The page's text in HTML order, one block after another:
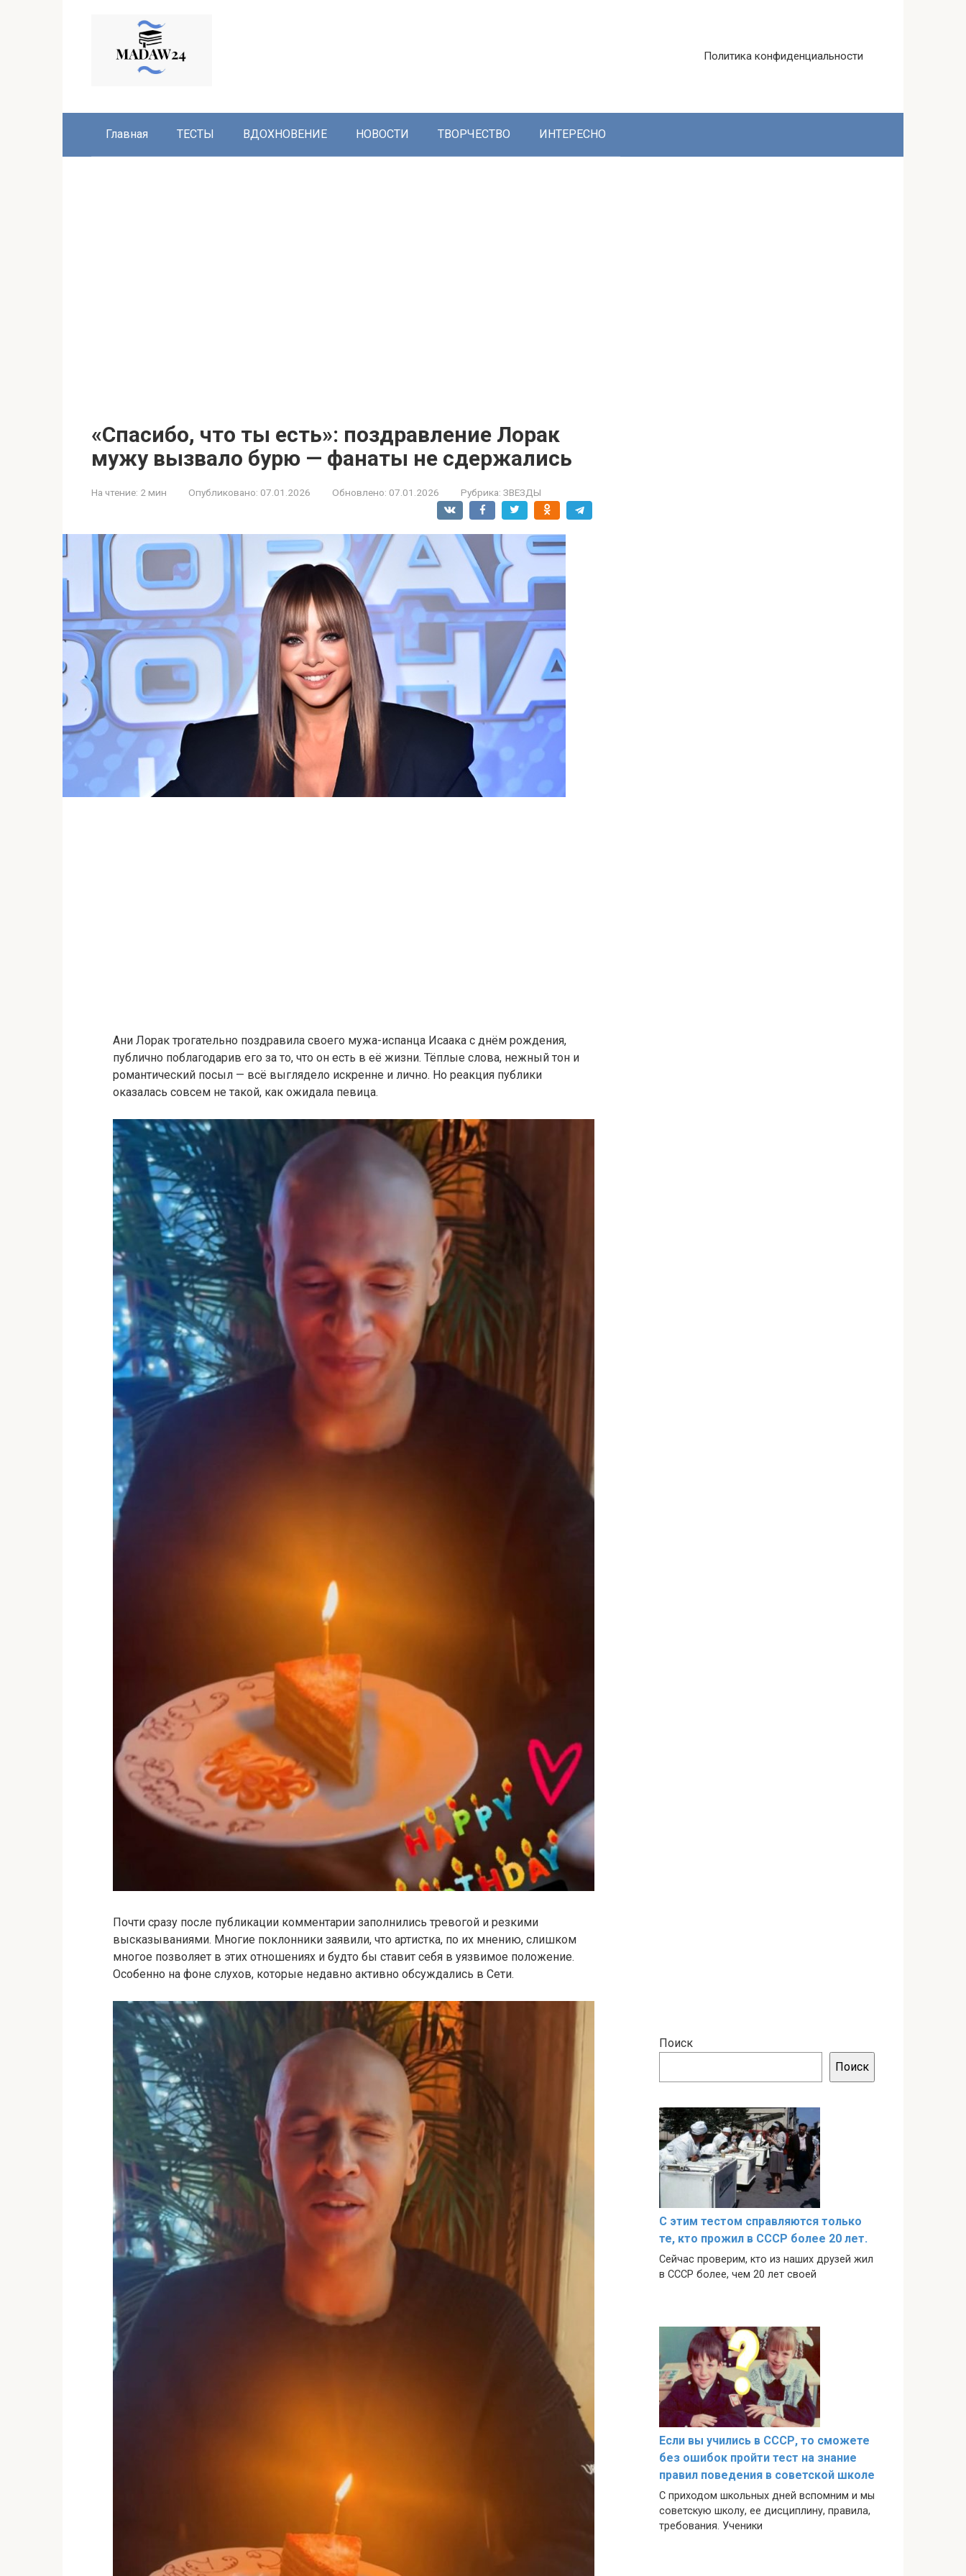
Политика конфиденциальности
Главная ТЕСТЫ ВДОХНОВЕНИЕ НОВОСТИ ТВОРЧЕСТВО ИНТЕРЕСНО
«Спасибо, что ты есть»: поздравление Лорак
мужу вызвало бурю — фанаты не сдержались
На чтение: 2 мин Опубликовано: 07.01.2026 Обновлено: 07.01.2026 Рубрика: ЗВЕЗДЫ
Ани Лорак трогательно поздравила своего мужа-испанца Исаака с днём рождения,
публично поблагодарив его за то, что он есть в её жизни. Тёплые слова, нежный тон и
романтический посыл — всё выглядело искренне и лично. Но реакция публики
оказалась совсем не такой, как ожидала певица.
Почти сразу после публикации комментарии заполнились тревогой и резкими
высказываниями. Многие поклонники заявили, что артистка, по их мнению, слишком
многое позволяет в этих отношениях и будто бы ставит себя в уязвимое положение.
Особенно на фоне слухов, которые недавно активно обсуждались в Сети.
Поиск
Поиск
С этим тестом справляются только
те, кто прожил в СССР более 20 лет.
Сейчас проверим, кто из наших друзей жил
в СССР более, чем 20 лет своей
Если вы учились в СССР, то сможете
без ошибок пройти тест на знание
правил поведения в советской школе
С приходом школьных дней вспомним и мы
советскую школу, ее дисциплину, правила,
требования. Ученики